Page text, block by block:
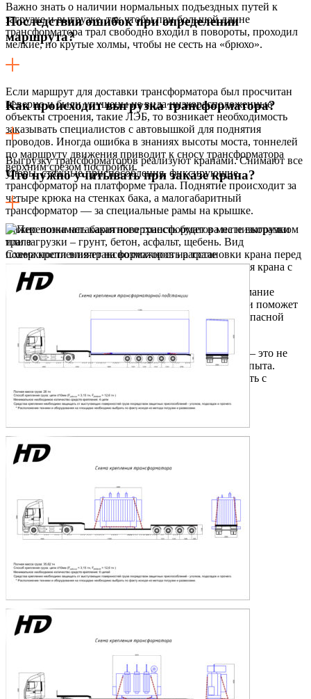
Важно знать о наличии нормальных подъездных путей к
загрузке и выгрузке, так чтобы при большой длине
трансформатора трал свободно входил в повороты, проходил
мелкие, но крутые холмы, чтобы не сесть на «брюхо».
Последствия ошибок при определении
маршрута?
Если маршрут для доставки трансформатора был просчитан
неверно и были упущены из вида низкорасположенные
объекты строения, такие ЛЭБ, то возникает необходимость
заказывать специалистов с автовышкой для поднятия
проводов. Иногда ошибка в знаниях высоты моста, тоннелей
по маршруту движения приводит к сносу трансформатора
верхним срезом постройки.
Как происходит выгрузка трансформатора?
Выгрузку трансформаторов реализуют кранами. Снимают все
упоры, стяжные приспособления, фиксирующие
трансформатор на платформе трала. Поднятие происходит за
четыре крюка на стенках бака, а малогабаритный
трансформатор — за специальные рамы на крышке.
Что нужно учитывать при заказе крана?
Важно понимать какая поверхность будет в месте выгрузки
или загрузки – грунт, бетон, асфальт, щебень. Вид
поверхности влияет на возможность расстановки крана перед
работой. Влажный грунт – это риск опрокидывания крана с
грузом. Эти знания помогут без простоев и срывов
осуществить аренду кранов и саму загрузку. Понимание
центра тяжести трансформатора и схемы строповки поможет
вам нанять правильное количество кранов для безопасной
загрузки и выгрузки.
В общем перевозка энергетического оборудования – это не
простое дело, которое требует глубоких знаний и опыта.
Поэтому для реализации доставки советуем работать с
профессионалами.
Схема крепления трансформаторов на трале